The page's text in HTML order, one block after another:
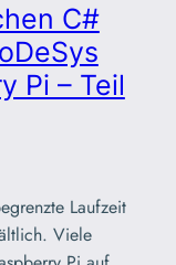
C#
Pi – Teil
Laufzeit
Viele